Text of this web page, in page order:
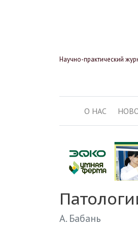
Научно-практический
О НАС
А. Бабань